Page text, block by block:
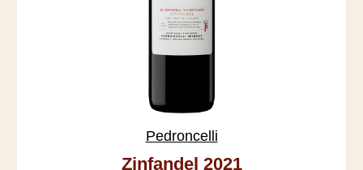
Pedroncelli
Zinfandel 2021